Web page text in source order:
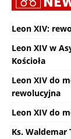
Leon XIV:
Leon XIV w
Kościoła
Leon XIV do
rewolucyjna
Leon XIV do
Ks. Waldemar